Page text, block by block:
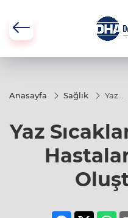
Anasayfa Sağlık
Yaz
İçin
Yaz